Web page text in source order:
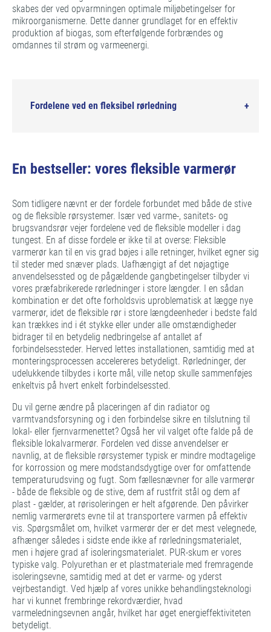
skabes der ved opvarmningen optimale miljøbetingelser for
mikroorganismerne. Dette danner grundlaget for en effektiv
produktion af biogas, som efterfølgende forbrændes og
omdannes til strøm og varmeenergi.
Fordelene ved en fleksibel rørledning
En bestseller: vores fleksible varmerør
Som tidligere nævnt er der fordele forbundet med både de stive
og de fleksible rørsystemer. Især ved varme-, sanitets- og
brugsvandsrør vejer fordelene ved de fleksible modeller i dag
tungest. En af disse fordele er ikke til at overse: Fleksible
varmerør kan til en vis grad bøjes i alle retninger, hvilket egner sig
til steder med snæver plads. Uafhængigt af det nøjagtige
anvendelsessted og de pågældende gangbetingelser tilbyder vi
vores præfabrikerede rørledninger i store længder. I en sådan
kombination er det ofte forholdsvis uproblematisk at lægge nye
varmerør, idet de fleksible rør i store længdeenheder i bedste fald
kan trækkes ind i ét stykke eller under alle omstændigheder
bidrager til en betydelig nedbringelse af antallet af
forbindelsessteder. Herved lettes installationen, samtidig med at
monteringsprocessen accelereres betydeligt. Rørledninger, der
udelukkende tilbydes i korte mål, ville netop skulle sammenføjes
enkeltvis på hvert enkelt forbindelsessted.
Du vil gerne ændre på placeringen af din radiator og
varmtvandsforsyning og i den forbindelse sikre en tilslutning til
lokal- eller fjernvarmenettet? Også her vil valget ofte falde på de
fleksible lokalvarmerør. Fordelen ved disse anvendelser er
navnlig, at de fleksible rørsystemer typisk er mindre modtagelige
for korrossion og mere modstandsdygtige over for omfattende
temperaturudsving og fugt. Som fællesnævner for alle varmerør
- både de fleksible og de stive, dem af rustfrit stål og dem af
plast - gælder, at rørisoleringen er helt afgørende. Den påvirker
nemlig varmerørets evne til at transportere varmen på effektiv
vis. Spørgsmålet om, hvilket varmerør der er det mest velegnede,
afhænger således i sidste ende ikke af rørledningsmaterialet,
men i højere grad af isoleringsmaterialet. PUR-skum er vores
typiske valg. Polyurethan er et plastmateriale med fremragende
isoleringsevne, samtidig med at det er varme- og yderst
vejrbestandigt. Ved hjælp af vores unikke behandlingsteknologi
har vi kunnet frembringe rekordværdier, hvad
varmeledningsevnen angår, hvilket har øget energieffektiviteten
betydeligt.